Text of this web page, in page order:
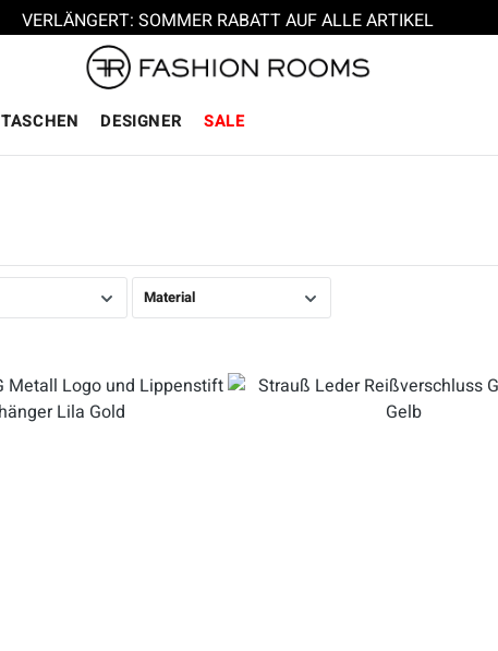
VERLÄNGERT: SOMMER RABATT AUF ALLE ARTIKEL
TASCHEN DESIGNER SALE
Material